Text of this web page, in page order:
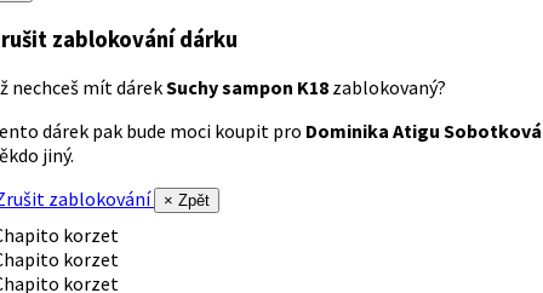
zablokování dárku
nechceš mít dárekSuchy sampon K18 zablokovaný?
dárek pak bude moci koupit pro Dominika Atigu Sobotková
jiný.
zablokování
× Zpět